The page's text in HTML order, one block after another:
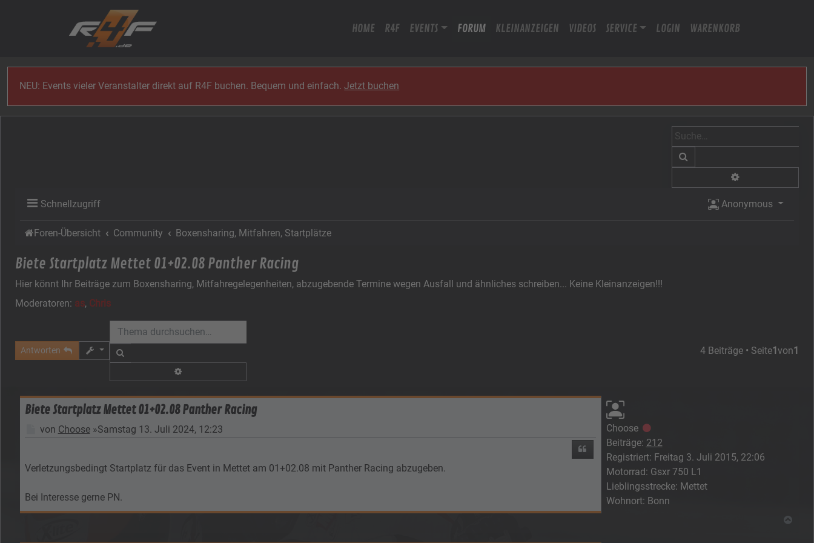
HOME R4F EVENTS FORUM KLEINANZEIGEN VIDEOS SERVICE LOGIN WARENKORB
NEU: Events vieler Veranstalter direkt auf R4F buchen. Bequem und einfach.Jetzt buchen
Schnellzugriff Anonymous
Foren-Übersicht Community Boxensharing, Mitfahren, Startplätze
Biete Startplatz Mettet 01+02.08 Panther Racing
Hier könnt Ihr Beiträge zum Boxensharing, Mitfahregelegenheiten, abzugebende Termine wegen Ausfall und ähnliches schreiben... Keine Kleinanzeigen!!!
Moderatoren: as, Chris
Antworten 4 Beiträge • Seite1von1
Choose Offline
Beiträge: 212
Registriert: Freitag 3. Juli 2015, 22:06
Motorrad: Gsxr 750 L1
Lieblingsstrecke: Mettet
Wohnort: Bonn
Biete Startplatz Mettet 01+02.08 Panther Racing
Beitrag
von Choose»Samstag 13. Juli 2024, 12:23
Zitieren
Verletzungsbedingt Startplatz für das Event in Mettet am 01+02.08 mit Panther Racing abzugeben.
Bei Interesse gerne PN.